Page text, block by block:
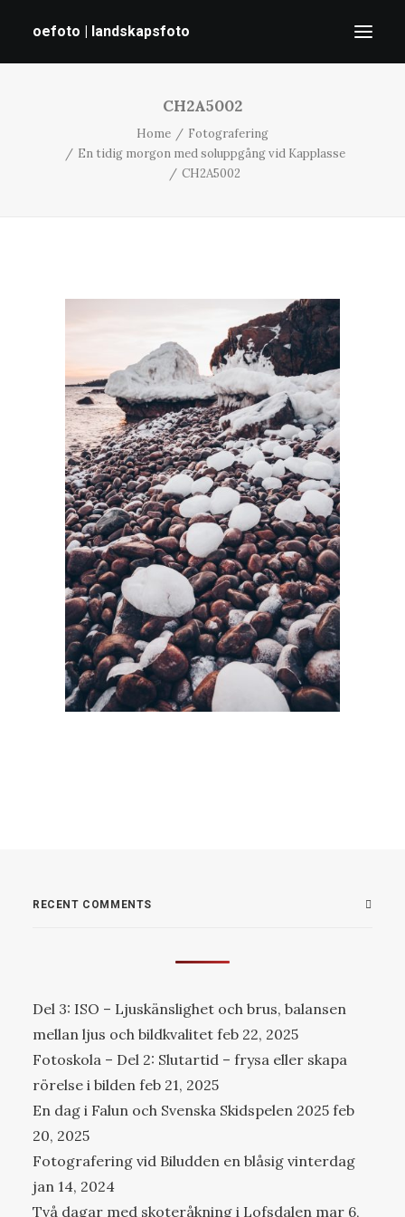
oefoto | landskapsfoto
CH2A5002
Home
Fotografering
En tidig morgon med soluppgång vid Kapplasse
CH2A5002
RECENT COMMENTS
Del 3: ISO – Ljuskänslighet och brus, balansen
mellan ljus och bildkvalitet feb 22, 2025
Fotoskola – Del 2: Slutartid – frysa eller skapa
rörelse i bilden feb 21, 2025
En dag i Falun och Svenska Skidspelen 2025 feb
20, 2025
Fotografering vid Biludden en blåsig vinterdag
jan 14, 2024
Två dagar med skoteråkning i Lofsdalen mar 6,